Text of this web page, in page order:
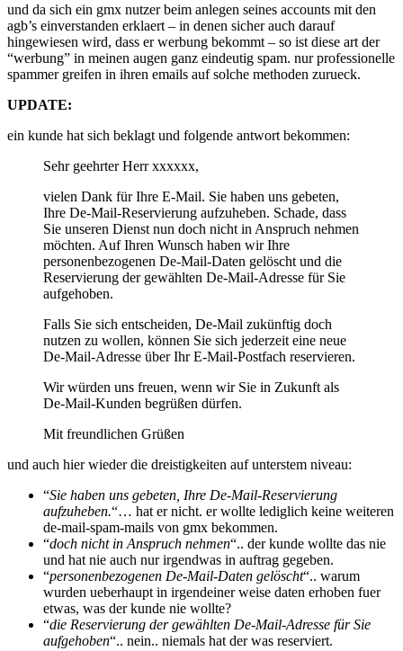
und da sich ein gmx nutzer beim anlegen seines accounts mit den
agb’s einverstanden erklaert – in denen sicher auch darauf
hingewiesen wird, dass er werbung bekommt – so ist diese art der
“werbung” in meinen augen ganz eindeutig spam. nur professionelle
spammer greifen in ihren emails auf solche methoden zurueck.
UPDATE:
ein kunde hat sich beklagt und folgende antwort bekommen:
Sehr geehrter Herr xxxxxx,
vielen Dank für Ihre E-Mail. Sie haben uns gebeten,
Ihre De-Mail-Reservierung aufzuheben. Schade, dass
Sie unseren Dienst nun doch nicht in Anspruch nehmen
möchten. Auf Ihren Wunsch haben wir Ihre
personenbezogenen De-Mail-Daten gelöscht und die
Reservierung der gewählten De-Mail-Adresse für Sie
aufgehoben.
Falls Sie sich entscheiden, De-Mail zukünftig doch
nutzen zu wollen, können Sie sich jederzeit eine neue
De-Mail-Adresse über Ihr E-Mail-Postfach reservieren.
Wir würden uns freuen, wenn wir Sie in Zukunft als
De-Mail-Kunden begrüßen dürfen.
Mit freundlichen Grüßen
und auch hier wieder die dreistigkeiten auf unterstem niveau:
“Sie haben uns gebeten, Ihre De-Mail-Reservierung
aufzuheben.“… hat er nicht. er wollte lediglich keine weiteren
de-mail-spam-mails von gmx bekommen.
“doch nicht in Anspruch nehmen“.. der kunde wollte das nie
und hat nie auch nur irgendwas in auftrag gegeben.
“personenbezogenen De-Mail-Daten gelöscht“.. warum
wurden ueberhaupt in irgendeiner weise daten erhoben fuer
etwas, was der kunde nie wollte?
“die Reservierung der gewählten De-Mail-Adresse für Sie
aufgehoben“.. nein.. niemals hat der was reserviert.